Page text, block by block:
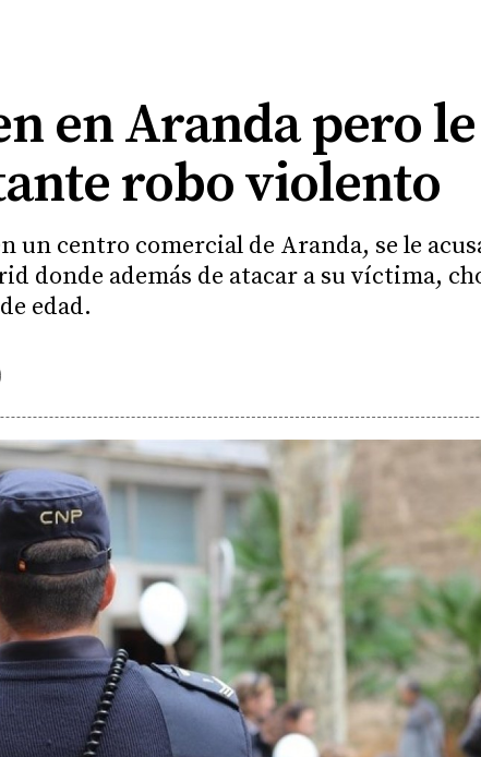
en Aranda pero
robo violento
un centro comercial de Aranda, se le
donde además de atacar a su víctima,
edad.